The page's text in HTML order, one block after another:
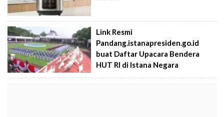
Link Resmi
Pandang.istanapresiden.go.id
buat Daftar Upacara Bendera
HUT RI di Istana Negara